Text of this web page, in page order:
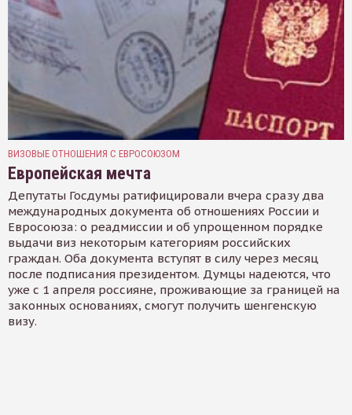
ВИЗОВЫЕ ОТНОШЕНИЯ С ЕВРОСОЮЗОМ
Европейская мечта
Депутаты Госдумы ратифицировали вчера сразу два
международных документа об отношениях России и
Евросоюза: о реадмиссии и об упрощенном порядке
выдачи виз некоторым категориям российских
граждан. Оба документа вступят в силу через месяц
после подписания президентом. Думцы надеются, что
уже с 1 апреля россияне, проживающие за границей на
законных основаниях, смогут получить шенгенскую
визу.